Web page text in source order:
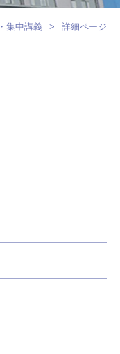
集中講義 > 詳細ページ